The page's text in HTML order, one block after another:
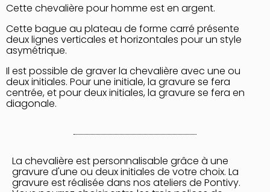
Cette chevalière pour homme est en argent.
Cette bague au plateau de forme carré présente
deux lignes verticales et horizontales pour un style
asymétrique.
Il est possible de graver la chevalière avec une ou
deux initiales. Pour une initiale, la gravure se fera
centrée, et pour deux initiales, la gravure se fera en
diagonale.
La chevalière est personnalisable grâce à une
gravure d'une ou deux initiales de votre choix. La
gravure est réalisée dans nos ateliers de Pontivy.